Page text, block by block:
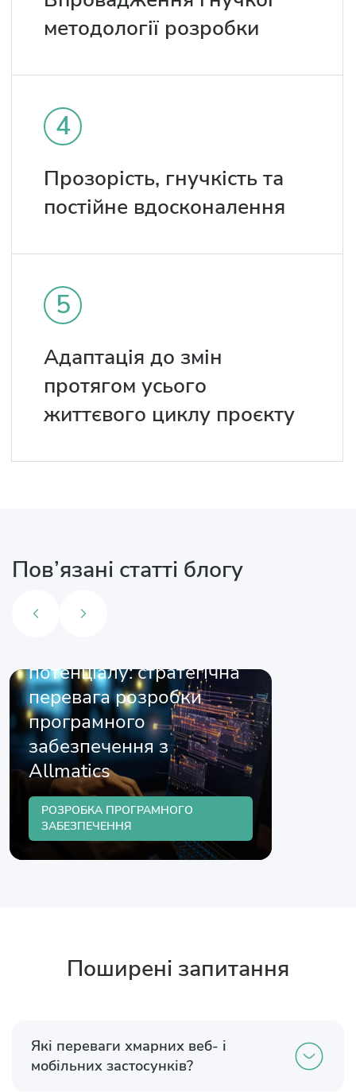
методології розробки
4
Прозорість, гнучкість та
постійне вдосконалення
5
Адаптація до змін
протягом усього
життєвого циклу проєкту
Пов’язані статті блогу
потенціалу: стратегічна
перевага розробки
програмного
забезпечення з
Allmatics
РОЗРОБКА ПРОГРАМНОГО
ЗАБЕЗПЕЧЕННЯ
Поширені запитання
Які переваги хмарних веб- і
мобільних застосунків?